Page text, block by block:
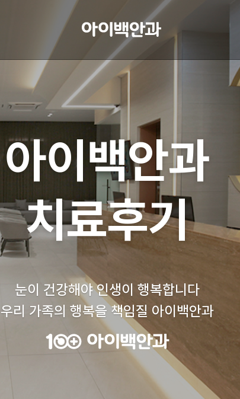
아이백안과
치료후기
눈이 건강해야 인생이 행복합니다
우리 가족의 행복을 책임질 아이백안과